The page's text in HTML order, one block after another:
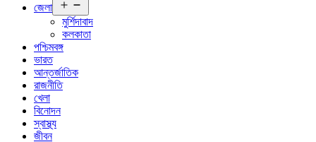
জেলা
menu
মুর্শিদাবাদ
কলকাতা
পশ্চিমবঙ্গ
ভারত
আন্তর্জাতিক
রাজনীতি
খেলা
বিনোদন
স্বাস্থ্য
জীবন